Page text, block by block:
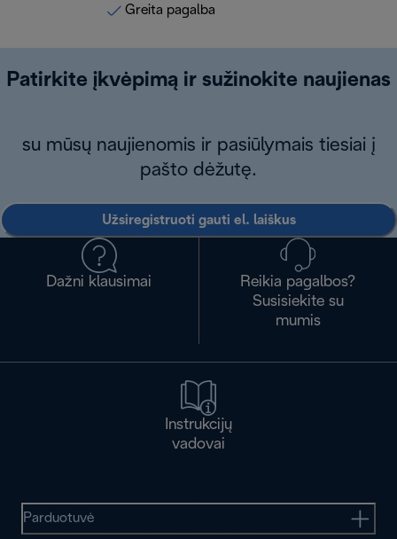
Greita pagalba
Patirkite įkvėpimą ir sužinokite naujienas
su mūsų naujienomis ir pasiūlymais tiesiai į
pašto dėžutę.
Užsiregistruoti gauti el. laiškus
Dažni klausimai
Reikia pagalbos?
Susisiekite su
mumis
Instrukcijų
vadovai
Parduotuvė